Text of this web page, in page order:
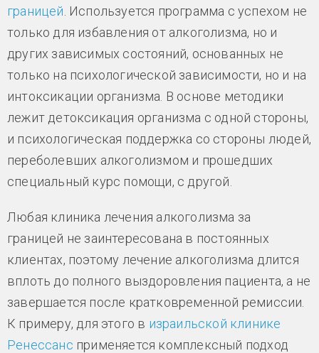
границей . Используется программа с успехом не
только для избавления от алкоголизма, но и
других зависимых состояний, основанных не
только на психологической зависимости, но и на
интоксикации организма. В основе методики
лежит детоксикация организма с одной стороны,
и психологическая поддержка со стороны людей,
переболевших алкоголизмом и прошедших
специальный курс помощи, с другой.
Любая клиника лечения алкоголизма за
границей не заинтересована в постоянных
клиентах, поэтому лечение алкоголизма длится
вплоть до полного выздоровления пациента, а не
завершается после кратковременной ремиссии.
К примеру, для этого в израильской клинике
Ренессанс применяется комплексный подход